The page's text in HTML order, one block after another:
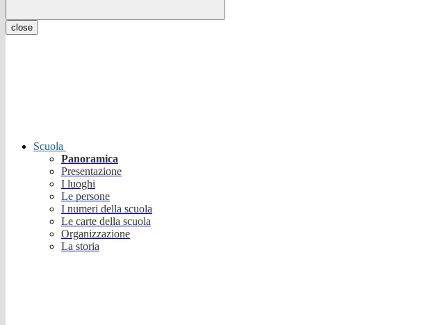
close
Scuola
Panoramica
Presentazione
I luoghi
Le persone
I numeri della scuola
Le carte della scuola
Organizzazione
La storia